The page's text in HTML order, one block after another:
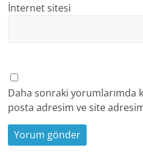
İnternet sitesi
Daha sonraki yorumlarımda
posta adresim ve site